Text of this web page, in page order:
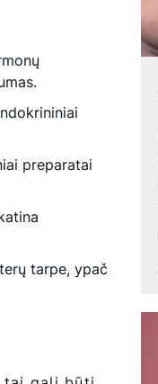
preparatai
tarpe, ypač